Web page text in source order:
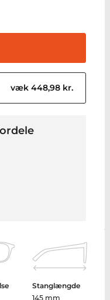
væk 448,98 kr.
Stanglængde
145 mm